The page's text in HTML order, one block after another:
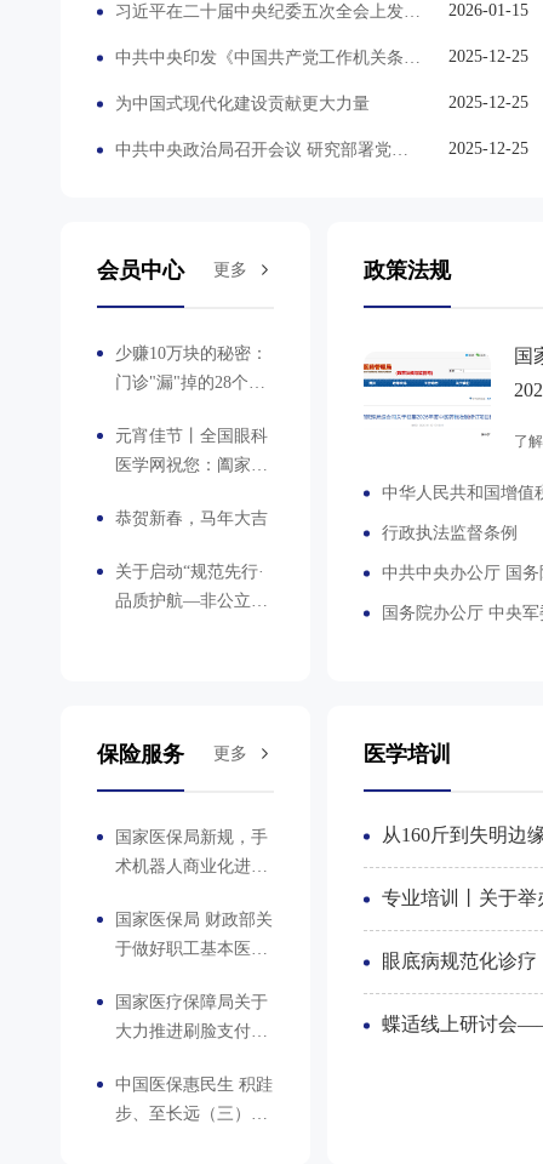
习近平在二十届中央纪委五次全会上发表重要讲话 2026-01-15
中共中央印发《中国共产党工作机关条例》 2025-12-25
为中国式现代化建设贡献更大力量 2025-12-25
中共中央政治局召开会议 研究部署党风廉政建设和反腐败工作 中共中央总书记习近平主持会议 2025-12-25
会员中心 更多
少赚10万块的秘密：
门诊"漏"掉的28个客
元宵佳节丨全国眼科
医学网祝您：阖家团
恭贺新春，马年大吉
关于启动“规范先行·
品质护航—非公立医
政策法规
国
了
中华人民共和国增值
行政执法监督条例
保险服务 更多
国家医保局新规，手
术机器人商业化进入
国家医保局 财政部关
于做好职工基本医疗
济工作的通知
国家医疗保障局关于
大力推进刷脸支付、
付、信用支付等便捷
支付工作的通知
中国医保惠民生 积跬
步、至长远（三）：
医学培训